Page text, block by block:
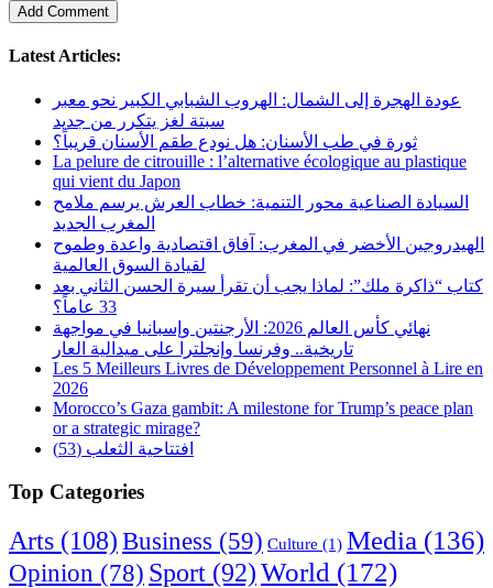
Latest Articles:
عودة الهجرة إلى الشمال: الهروب الشبابي الكبير نحو معبر
سبتة لغز يتكرر من جديد
ثورة في طب الأسنان: هل نودع طقم الأسنان قريباً؟
La pelure de citrouille : l’alternative écologique au plastique
qui vient du Japon
السيادة الصناعية محور التنمية: خطاب العرش يرسم ملامح
المغرب الجديد
الهيدروجين الأخضر في المغرب: آفاق اقتصادية واعدة وطموح
لقيادة السوق العالمية
كتاب “ذاكرة ملك”: لماذا يجب أن تقرأ سيرة الحسن الثاني بعد
33 عاماً؟
نهائي كأس العالم 2026: الأرجنتين وإسبانيا في مواجهة
تاريخية.. وفرنسا وإنجلترا على ميدالية العار
Les 5 Meilleurs Livres de Développement Personnel à Lire en
2026
Morocco’s Gaza gambit: A milestone for Trump’s peace plan
or a strategic mirage?
افتتاحية الثعلب (53)
Top Categories
Arts (108) Business (59) Culture (1) Media (136)
Opinion (78) Sport (92)World (172)